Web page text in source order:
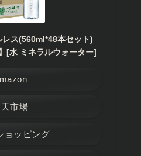
ス(560ml*48本セット)
[水 ミネラルウォーター]
市場
ョッピング